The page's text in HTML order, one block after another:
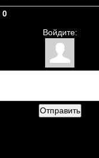
0
Войдите:
Отправить